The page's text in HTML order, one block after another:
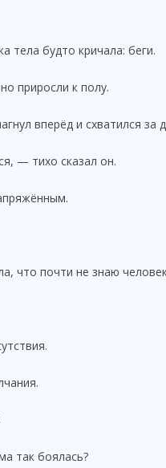
тела будто кричала: беги.
приросли к полу.
вперёд и схватился за
— тихо сказал он.
что почти не знаю
так боялась?